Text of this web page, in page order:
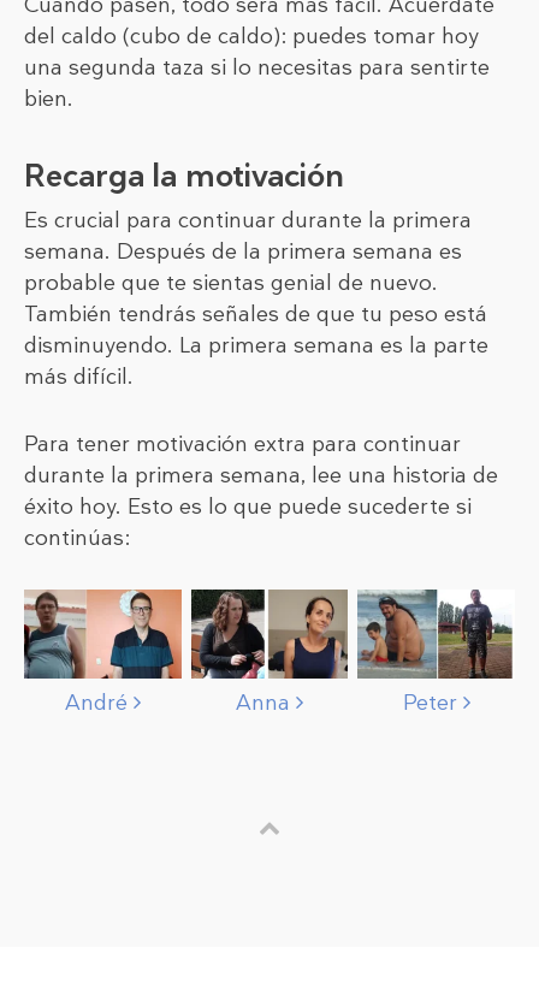
del caldo (cubo de caldo): puedes tomar hoy
una segunda taza si lo necesitas para sentirte
bien.
Recarga la motivación
Es crucial para continuar durante la primera
semana. Después de la primera semana es
probable que te sientas genial de nuevo.
También tendrás señales de que tu peso está
disminuyendo. La primera semana es la parte
más difícil.
Para tener motivación extra para continuar
durante la primera semana, lee una historia de
éxito hoy. Esto es lo que puede sucederte si
continúas:
André Anna Peter